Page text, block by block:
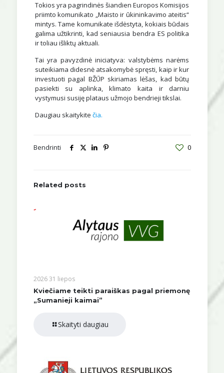
Tokios yra pagrindinės šiandien Europos Komisijos
priimto komunikato „Maisto ir ūkininkavimo ateitis“
mintys. Tame komunikate išdėstyta, kokiais būdais
galima užtikrinti, kad seniausia bendra ES politika
ir toliau išliktų aktuali.
Tai yra pavyzdinė iniciatyva: valstybėms narėms
suteikiama didesnė atsakomybė spręsti, kaip ir kur
investuoti pagal BŽŪP skiriamas lėšas, kad būtų
pasiekti su aplinka, klimato kaita ir darniu
vystymusi susiję plataus užmojo bendrieji tikslai.
Daugiau skaitykite čia.
Bendrinti 0
Related posts
2026 31 liepos
Kviečiame teikti paraiškas pagal priemonę
„Sumanieji kaimai”
Skaityti daugiau